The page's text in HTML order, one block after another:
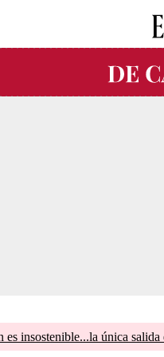
es insostenible...la única